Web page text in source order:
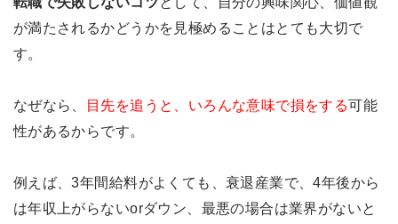
が満たされるかどうかを見極めることはとても大切で
す。
なぜなら、 目先を追うと、いろんな意味で損をする可能
性があるからです。
例えば、3年間給料がよくても、衰退産業で、4年後から
は年収上がらないorダウン、最悪の場合は業界がないと